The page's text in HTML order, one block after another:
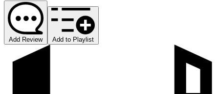
Add Review Add to Playlist